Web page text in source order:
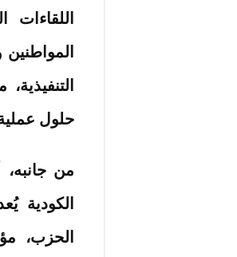
حلول
من
الكودية
الحزب،